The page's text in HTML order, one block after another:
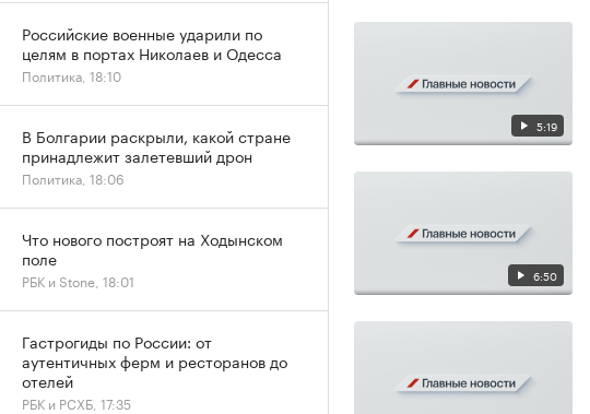
5:19
6:50
Российские военные ударили по
целям в портах Николаев и Одесса
Политика, 18:10
В Болгарии раскрыли, какой стране
принадлежит залетевший дрон
Политика, 18:06
Что нового построят на Ходынском
поле
РБК и Stone, 18:01
Гастрогиды по России: от
аутентичных ферм и ресторанов до
отелей
РБК и РСХБ, 17:35